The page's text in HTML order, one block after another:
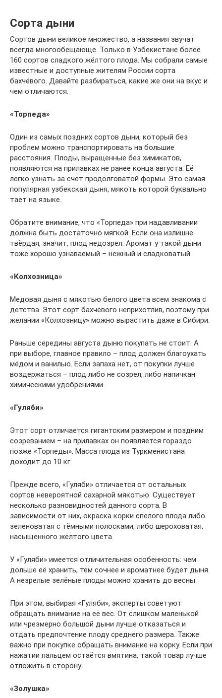
Сорта дыни
Сортов дыни великое множество, а названия звучат
всегда многообещающе. Только в Узбекистане более
160 сортов сладкого жёлтого плода. Мы собрали самые
известные и доступные жителям России сорта
бахчёвого. Давайте разбираться, какие же они на вкус и
чем отличаются.
«Торпеда»
Один из самых поздних сортов дыни, который без
проблем можно транспортировать на большие
расстояния. Плоды, выращенные без химикатов,
появляются на прилавках не ранее конца августа. Её
легко узнать за счёт продолговатой формы. Это самая
популярная узбекская дыня, мякоть которой буквально
тает на языке.
Обратите внимание, что «Торпеда» при надавливании
должна быть достаточно мягкой. Если она излишне
твёрдая, значит, плод недозрел. Аромат у такой дыни
тоже хорошо узнаваемый – нежный и сладковатый.
«Колхозница»
Медовая дыня с мякотью белого цвета всем знакома с
детства. Этот сорт бахчёвого неприхотлив, поэтому при
желании «Колхозницу» можно вырастить даже в Сибири.
Раньше середины августа дыню покупать не стоит. А
при выборе, главное правило – плод должен благоухать
мёдом и ванилью. Если запаха нет, от покупки лучше
воздержаться – плод либо не созрел, либо напичкан
химическими удобрениями.
«Гуляби»
Этот сорт отличается гигантским размером и поздним
созреванием – на прилавках он появляется гораздо
позже «Торпеды». Масса плода из Туркменистана
доходит до 10 кг.
Прежде всего, «Гуляби» отличается от остальных
сортов невероятной сахарной мякотью. Существует
несколько разновидностей данного сорта. В
зависимости от них, окраска корки спелого плода либо
зеленоватая с тёмными полосками, либо шероховатая,
насыщенного жёлтого цвета.
У «Гуляби» имеется отличительная особенность: чем
дольше её хранить, тем сочнее и ароматнее будет дыня.
А незрелые зелёные плоды можно хранить до весны.
При этом, выбирая «Гуляби», эксперты советуют
обращать внимание на её вес. От слишком маленькой
или чрезмерно большой дыни лучше отказаться и
отдать предпочтение плоду среднего размера. Также
важно при покупке обращать внимание на корку. Если при
нажатии пальцем остаётся вмятина, такой товар лучше
отложить в сторону.
«Золушка»